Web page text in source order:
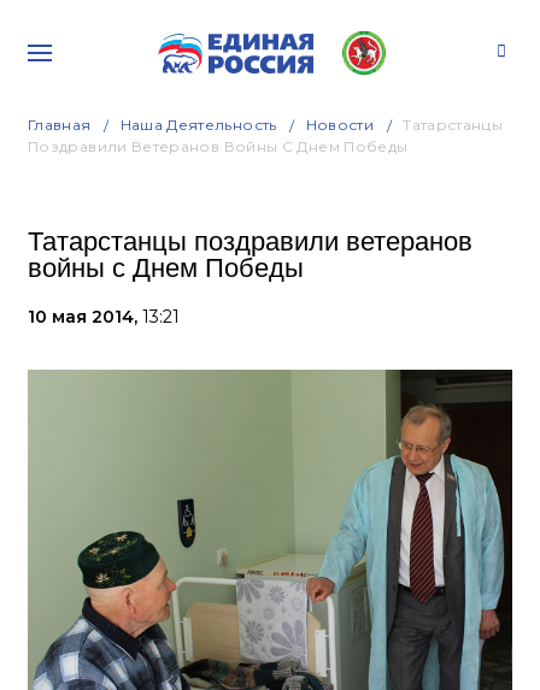
Главная Наша Деятельность Новости
Татарстанцы
Поздравили Ветеранов Войны С Днем Победы
Татарстанцы поздравили ветеранов
войны с Днем Победы
10 мая 2014, 13:21